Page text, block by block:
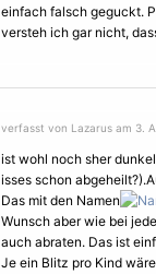
einfach falsch geguckt.
versteh ich gar nicht,
verfasst von Lazarus am 3.
ist wohl noch sher
isses schon
Das mit den Namen
Wunsch aber wie bei
auch abraten. Das ist
Je ein Blitz pro Kind